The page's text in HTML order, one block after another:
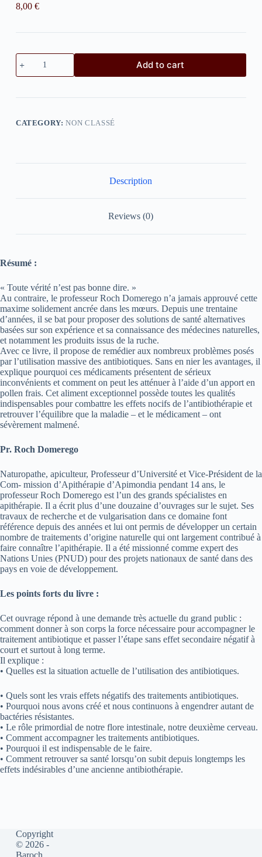
8,00 €
Add to cart
CATEGORY:NON CLASSÉ
Description
Reviews (0)
Résumé :
« Toute vérité n’est pas bonne dire. »
Au contraire, le professeur Roch Domerego n’a jamais approuvé cette
maxime solidement ancrée dans les mœurs. Depuis une trentaine
d’années, il se bat pour proposer des solutions de santé alternatives
basées sur son expérience et sa connaissance des médecines naturelles,
et notamment les produits issus de la ruche.
Avec ce livre, il propose de remédier aux nombreux problèmes posés
par l’utilisation massive des antibiotiques. Sans en nier les avantages, il
explique pourquoi ces médicaments présentent de sérieux
inconvénients et comment on peut les atténuer à l’aide d’un apport en
pollen frais. Cet aliment exceptionnel possède toutes les qualités
indispensables pour combattre les effets nocifs de l’antibiothérapie et
retrouver l’équilibre que la maladie – et le médicament – ont
sévèrement malmené.
Pr. Roch Domerego
Naturopathe, apiculteur, Professeur d’Université et Vice-Président de la
Com- mission d’Apithérapie d’Apimondia pendant 14 ans, le
professeur Roch Domerego est l’un des grands spécialistes en
apithérapie. Il a écrit plus d’une douzaine d’ouvrages sur le sujet. Ses
travaux de recherche et de vulgarisation dans ce domaine font
référence depuis des années et lui ont permis de développer un certain
nombre de traitements d’origine naturelle qui ont largement contribué à
faire connaître l’apithérapie. Il a été missionné comme expert des
Nations Unies (PNUD) pour des projets nationaux de santé dans des
pays en voie de développement.
Les points forts du livre :
Cet ouvrage répond à une demande très actuelle du grand public :
comment donner à son corps la force nécessaire pour accompagner le
traitement antibiotique et passer l’étape sans effet secondaire négatif à
court et surtout à long terme.
Il explique :
• Quelles est la situation actuelle de l’utilisation des antibiotiques.
• Quels sont les vrais effets négatifs des traitements antibiotiques.
• Pourquoi nous avons créé et nous continuons à engendrer autant de
bactéries résistantes.
• Le rôle primordial de notre flore intestinale, notre deuxième cerveau.
• Comment accompagner les traitements antibiotiques.
• Pourquoi il est indispensable de le faire.
• Comment retrouver sa santé lorsqu’on subit depuis longtemps les
effets indésirables d’une ancienne antibiothérapie.
Copyright
© 2026 -
Baroch